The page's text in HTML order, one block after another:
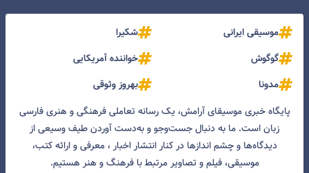
موسیقی ایرانی
شکیرا
گوگوش
خواننده آمریکایی
مدونا
بهروز وثوقی
پایگاه خبری موسیقای آرامش، یک رسانه تعاملی فرهنگی و هنری فارسی
زبان است. ما به دنبال جست‌و‌جو و به‌دست آوردن طیف وسیعی از
دیدگاه‌ها و چشم انداز‌ها در کنار انتشار اخبار ، معرفی و ارائه کتب،
موسیقی، فیلم و تصاویر مرتبط با فرهنگ و هنر هستیم.